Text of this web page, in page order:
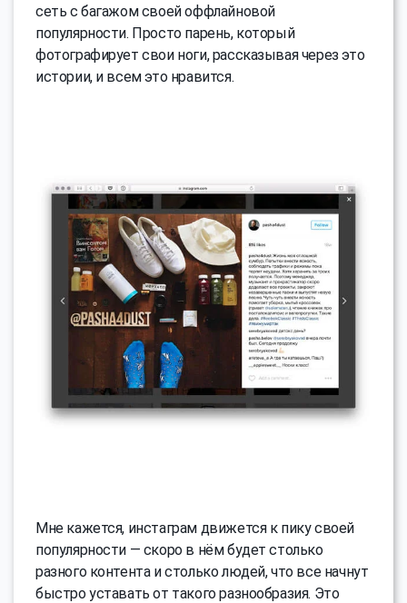
сеть с багажом своей оффлайновой
популярности. Просто парень, который
фотографирует свои ноги, рассказывая через это
истории, и всем это нравится.
Мне кажется, инстаграм движется к пику своей
популярности — скоро в нём будет столько
разного контента и столько людей, что все начнут
быстро уставать от такого разнообразия. Это